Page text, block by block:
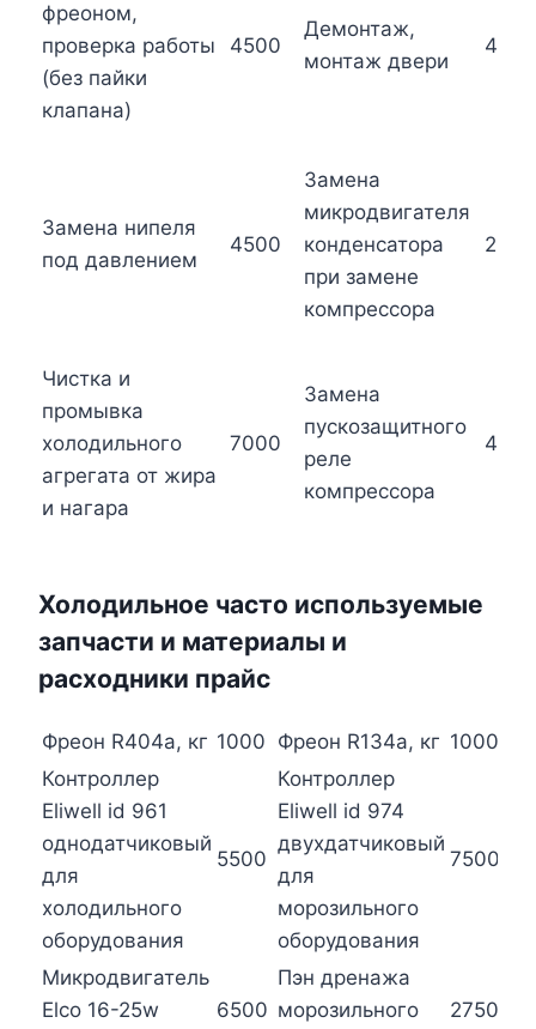
фреоном,
проверка работы
(без пайки
клапана)
4500
Демонтаж,
монтаж двери
4500
Замена нипеля
под давлением
4500
Замена
микродвигателя
конденсатора
при замене
компрессора
2500
Чистка и
промывка
холодильного
агрегата от жира
и нагара
7000
Замена
пускозащитного
реле
компрессора
4500
Холодильное часто используемые
запчасти и материалы и
расходники прайс
Фреон R404a, кг 1000 Фреон R134a, кг 1000
Контроллер
Eliwell id 961
однодатчиковый
для
холодильного
оборудования
5500
Контроллер
Eliwell id 974
двухдатчиковый
для
морозильного
оборудования
7500
Микродвигатель
Elco 16-25w
6500
Пэн дренажа
морозильного
2750